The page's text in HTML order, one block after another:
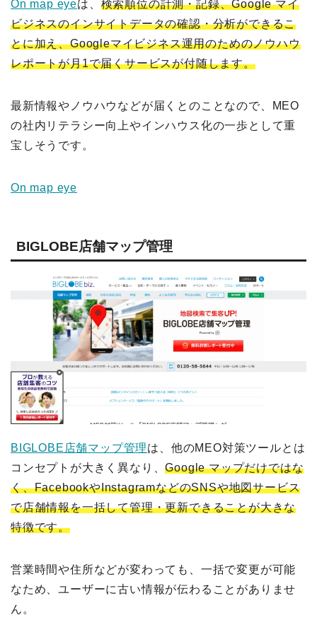
On map eyeは、 検索順位の計測・記録、Google マイ
ビジネスのインサイトデータの確認・分析ができるこ
とに加え、Googleマイビジネス運用のためのノウハウ
レポートが月1で届くサービスが付随します。
最新情報やノウハウなどが届くとのことなので、MEO
の社内リテラシー向上やインハウス化の一歩として重
宝しそうです。
On map eye
BIGLOBE店舗マップ管理
BIGLOBE店舗マップ管理は、他のMEO対策ツールとは
コンセプトが大きく異なり、Google マップだけではな
く、FacebookやInstagramなどのSNSや地図サービス
で店舗情報を一括して管理・更新できることが大きな
特徴です。
営業時間や住所などが変わっても、一括で変更が可能
なため、ユーザーに古い情報が伝わることがありませ
ん。